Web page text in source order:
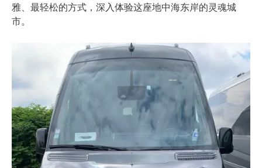
雅、最轻松的方式，深入体验这座地中海东岸的灵魂城
市。